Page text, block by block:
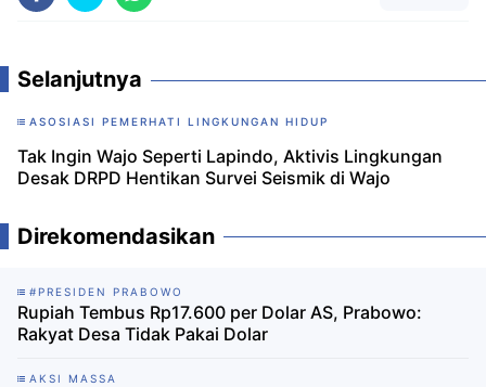
Selanjutnya
ASOSIASI PEMERHATI LINGKUNGAN HIDUP
Tak Ingin Wajo Seperti Lapindo, Aktivis Lingkungan
Desak DRPD Hentikan Survei Seismik di Wajo
Direkomendasikan
#PRESIDEN PRABOWO
Rupiah Tembus Rp17.600 per Dolar AS, Prabowo:
Rakyat Desa Tidak Pakai Dolar
AKSI MASSA